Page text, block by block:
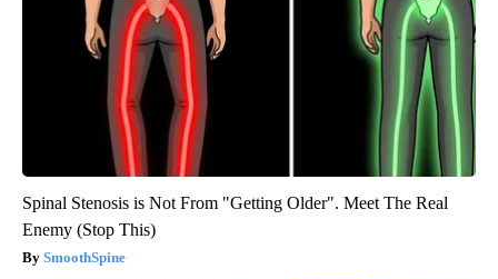
Spinal Stenosis is Not From "Getting Older". Meet The Real
Enemy (Stop This)
SmoothSpine